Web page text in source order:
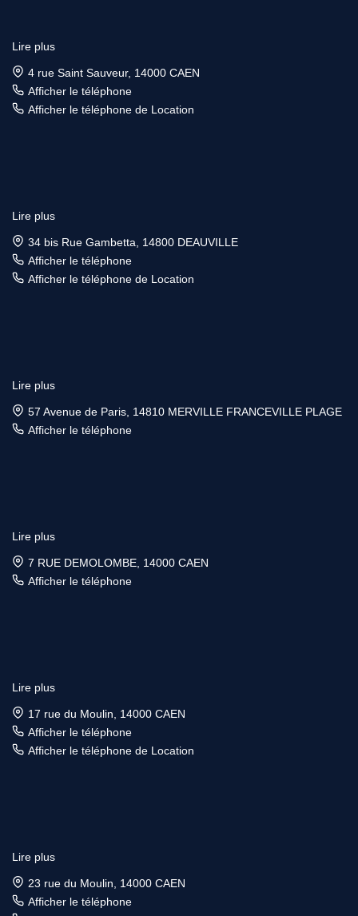
Lire plus
4 rue Saint Sauveur, 14000 CAEN
Afficher le téléphone
Afficher le téléphone de Location
Lire plus
34 bis Rue Gambetta, 14800 DEAUVILLE
Afficher le téléphone
Afficher le téléphone de Location
Lire plus
57 Avenue de Paris, 14810 MERVILLE FRANCEVILLE PLAGE
Afficher le téléphone
Lire plus
7 RUE DEMOLOMBE, 14000 CAEN
Afficher le téléphone
Lire plus
17 rue du Moulin, 14000 CAEN
Afficher le téléphone
Afficher le téléphone de Location
Lire plus
23 rue du Moulin, 14000 CAEN
Afficher le téléphone